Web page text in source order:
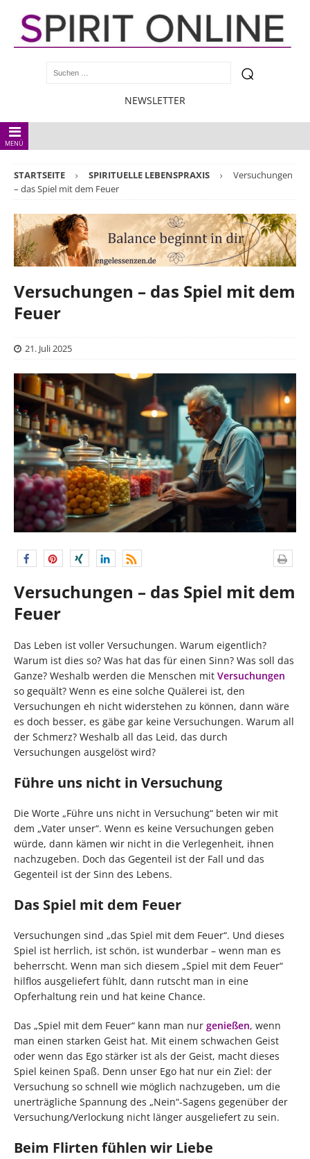
NEWSLETTER
MENÜ
STARTSEITE SPIRITUELLE LEBENSPRAXIS
Versuchungen
– das Spiel mit dem Feuer
Versuchungen – das Spiel mit dem
Feuer
21. Juli 2025
Versuchungen – das Spiel mit dem
Feuer
Das Leben ist voller Versuchungen. Warum eigentlich?
Warum ist dies so? Was hat das für einen Sinn? Was soll das
Ganze? Weshalb werden die Menschen mit Versuchungen
so gequält? Wenn es eine solche Quälerei ist, den
Versuchungen eh nicht widerstehen zu können, dann wäre
es doch besser, es gäbe gar keine Versuchungen. Warum all
der Schmerz? Weshalb all das Leid, das durch
Versuchungen ausgelöst wird?
Führe uns nicht in Versuchung
Die Worte „Führe uns nicht in Versuchung“ beten wir mit
dem „Vater unser“. Wenn es keine Versuchungen geben
würde, dann kämen wir nicht in die Verlegenheit, ihnen
nachzugeben. Doch das Gegenteil ist der Fall und das
Gegenteil ist der Sinn des Lebens.
Das Spiel mit dem Feuer
Versuchungen sind „das Spiel mit dem Feuer“. Und dieses
Spiel ist herrlich, ist schön, ist wunderbar – wenn man es
beherrscht. Wenn man sich diesem „Spiel mit dem Feuer“
hilflos ausgeliefert fühlt, dann rutscht man in eine
Opferhaltung rein und hat keine Chance.
Das „Spiel mit dem Feuer“ kann man nur genießen, wenn
man einen starken Geist hat. Mit einem schwachen Geist
oder wenn das Ego stärker ist als der Geist, macht dieses
Spiel keinen Spaß. Denn unser Ego hat nur ein Ziel: der
Versuchung so schnell wie möglich nachzugeben, um die
unerträgliche Spannung des „Nein“-Sagens gegenüber der
Versuchung/Verlockung nicht länger ausgeliefert zu sein.
Beim Flirten fühlen wir Liebe